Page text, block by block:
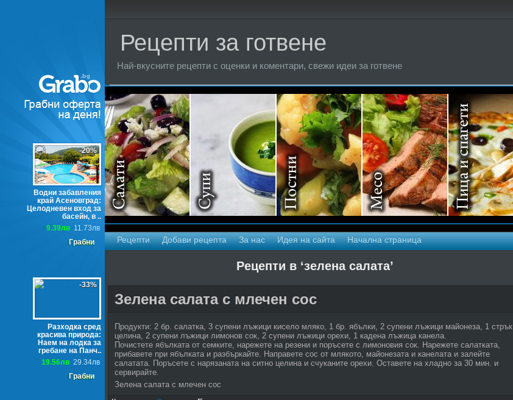
-20%
Водни забавления
край Асеновград:
Целодневен вход за
басейн, в ..
9.39лв 11.73лв
Грабни
-33%
Разходка сред
красива природа:
Наем на лодка за
гребане на Панч..
19.56лв 29.34лв
Грабни
Рецепти за готвене
Най-вкусните рецепти с оценки и коментари, свежи идеи за готвене
Торти
Рецепти Добави рецепта За нас Идея на сайта Начална страница
Рецепти в ‘зелена салата’
Зелена салата с млечен сос
Продукти: 2 бр. салатка, 3 супени лъжици кисело мляко, 1 бр. ябълки, 2 супени лъжици майонеза, 1 стрък
целина, 2 супени лъжици лимонов сок, 2 супени лъжици орехи, 1 кадена лъжица канела.
Почистете ябълката от семките, нарежете на резени и поръсете с лимоновия сок. Нарежете салатката,
прибавете при ябълката и разбъркайте. Направете сос от млякото, майонезата и канелата и залейте
салатата. Поръсете с нарязаната на ситно целина и счуканите орехи. Оставете на хладно за 30 мин. и
сервирайте.
Зелена салата с млечен сос